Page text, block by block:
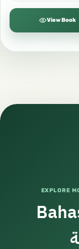
View Book
EXPLORE